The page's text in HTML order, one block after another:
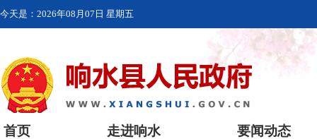
今天是： 2026年08月07日 星期五
首页 走进响水 要闻动态